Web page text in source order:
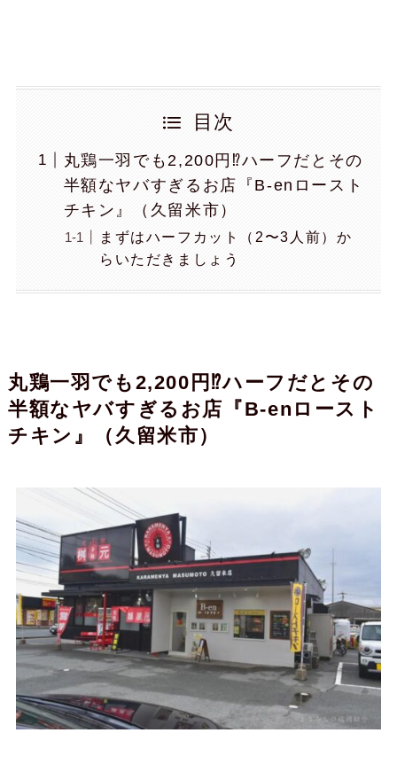
目次
丸鶏一羽でも2,200円⁉︎ハーフだとその
半額なヤバすぎるお店『B-enロースト
チキン』（久留米市）
まずはハーフカット（2〜3人前）か
らいただきましょう
丸鶏一羽でも2,200円⁉︎ハーフだとその
半額なヤバすぎるお店『B-enロースト
チキン』（久留米市）